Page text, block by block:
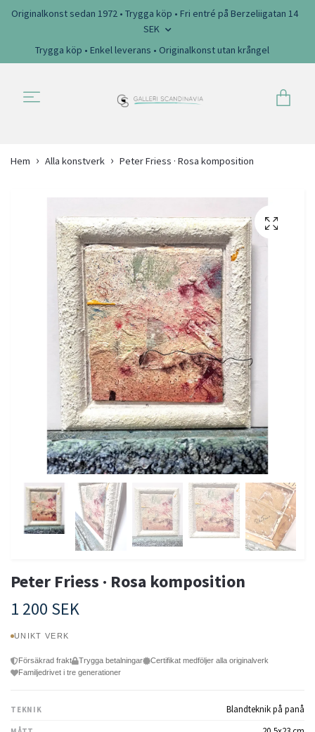
Originalkonst sedan 1972 • Trygga köp • Fri entré på Berzeliigatan 14
SEK
Trygga köp • Enkel leverans • Originalkonst utan krångel
Hem Alla konstverk Peter Friess · Rosa komposition
Peter Friess · Rosa komposition
1 200 SEK
UNIKT VERK
Försäkrad frakt Trygga betalningar
Certifikat medföljer alla originalverk
Familjedrivet i tre generationer
TEKNIK Blandteknik på panå